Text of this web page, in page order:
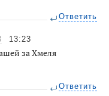
Ответить
13:23
за Хмеля
Ответить